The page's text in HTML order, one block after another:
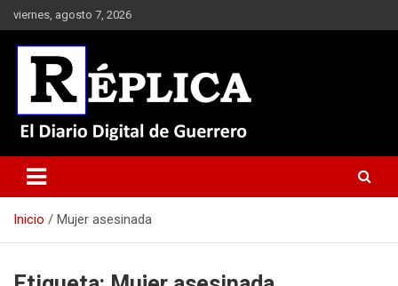
Saltar
al
contenido
viernes, agosto 7, 2026
Réplica
Inicio Mujer asesinada